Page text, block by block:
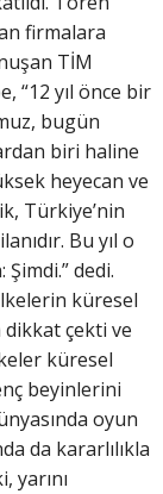
firmalara
TİM
“12 yıl önce bir
bugün
biri haline
heyecan ve
Türkiye’nin
Bu yıl o
dedi.
küresel
dikkat çekti ve
küresel
beyinlerini
oyun
da kararlılıkla
yarını